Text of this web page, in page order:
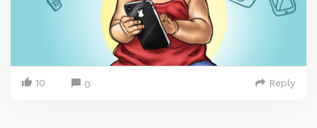
10 0 Reply